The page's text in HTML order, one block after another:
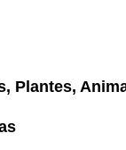
Plantes,